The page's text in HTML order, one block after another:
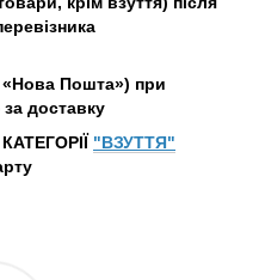
«Нова Пошта») при
доставку
"ВЗУТТЯ"